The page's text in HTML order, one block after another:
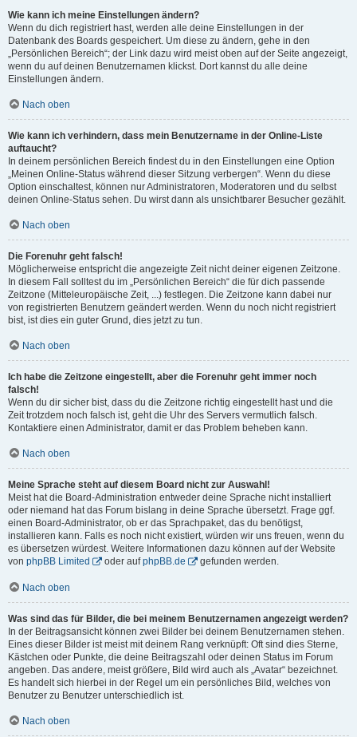
Wie kann ich meine Einstellungen ändern?
Wenn du dich registriert hast, werden alle deine Einstellungen in der
Datenbank des Boards gespeichert. Um diese zu ändern, gehe in den
„Persönlichen Bereich“; der Link dazu wird meist oben auf der Seite angezeigt,
wenn du auf deinen Benutzernamen klickst. Dort kannst du alle deine
Einstellungen ändern.
Nach oben
Wie kann ich verhindern, dass mein Benutzername in der Online-Liste
auftaucht?
In deinem persönlichen Bereich findest du in den Einstellungen eine Option
„Meinen Online-Status während dieser Sitzung verbergen“. Wenn du diese
Option einschaltest, können nur Administratoren, Moderatoren und du selbst
deinen Online-Status sehen. Du wirst dann als unsichtbarer Besucher gezählt.
Nach oben
Die Forenuhr geht falsch!
Möglicherweise entspricht die angezeigte Zeit nicht deiner eigenen Zeitzone.
In diesem Fall solltest du im „Persönlichen Bereich“ die für dich passende
Zeitzone (Mitteleuropäische Zeit, ...) festlegen. Die Zeitzone kann dabei nur
von registrierten Benutzern geändert werden. Wenn du noch nicht registriert
bist, ist dies ein guter Grund, dies jetzt zu tun.
Nach oben
Ich habe die Zeitzone eingestellt, aber die Forenuhr geht immer noch
falsch!
Wenn du dir sicher bist, dass du die Zeitzone richtig eingestellt hast und die
Zeit trotzdem noch falsch ist, geht die Uhr des Servers vermutlich falsch.
Kontaktiere einen Administrator, damit er das Problem beheben kann.
Nach oben
Meine Sprache steht auf diesem Board nicht zur Auswahl!
Meist hat die Board-Administration entweder deine Sprache nicht installiert
oder niemand hat das Forum bislang in deine Sprache übersetzt. Frage ggf.
einen Board-Administrator, ob er das Sprachpaket, das du benötigst,
installieren kann. Falls es noch nicht existiert, würden wir uns freuen, wenn du
es übersetzen würdest. Weitere Informationen dazu können auf der Website
von phpBB Limited oder aufphpBB.de gefunden werden.
Nach oben
Was sind das für Bilder, die bei meinem Benutzernamen angezeigt werden?
In der Beitragsansicht können zwei Bilder bei deinem Benutzernamen stehen.
Eines dieser Bilder ist meist mit deinem Rang verknüpft: Oft sind dies Sterne,
Kästchen oder Punkte, die deine Beitragszahl oder deinen Status im Forum
angeben. Das andere, meist größere, Bild wird auch als „Avatar“ bezeichnet.
Es handelt sich hierbei in der Regel um ein persönliches Bild, welches von
Benutzer zu Benutzer unterschiedlich ist.
Nach oben